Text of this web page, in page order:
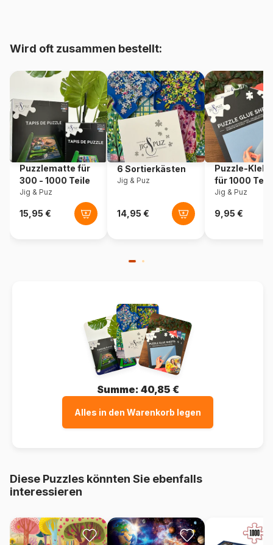
Artikelnummer Roovi-75901
EAN 5947502875901
Teileanzahl 1000 Teile
Maße 68 x 47 cm
Wird oft zusammen bestellt:
Puzzlematte für
300 - 1000 Teile
Jig & Puz
6 Sortierkästen
Jig & Puz
Puzzle-
für 1000
Jig & Puz
Summe: 40,85 €
Alles in den Warenkorb legen
Diese Puzzles könnten Sie ebenfalls
interessieren